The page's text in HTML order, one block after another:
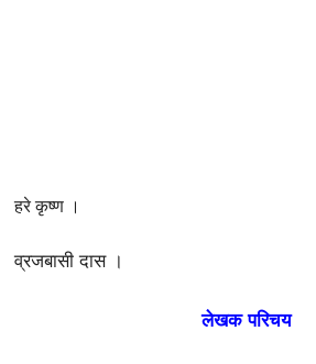
हरे कृष्ण ।
व्रजबासी दास ।
लेखक परिचय